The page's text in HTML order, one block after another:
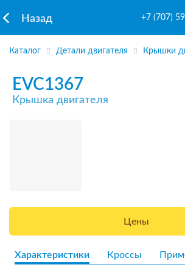
Назад +7 (707)
Каталог Детали двигателя Крышки
EVC1367
Крышка двигателя
Цены
Характеристики Кроссы